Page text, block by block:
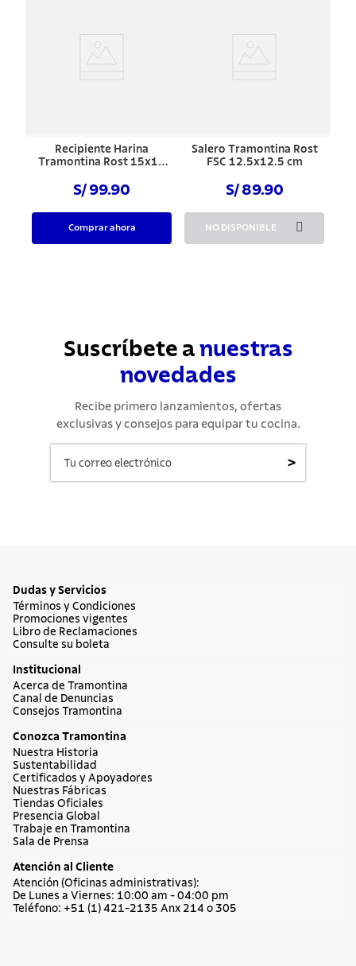
Recipiente Harina
Tramontina Rost 15x15
S/ 99.90
Comprar ahora
Salero Tramontina Rost
FSC 12.5x12.5 cm
S/ 89.90
NO DISPONIBLE
Suscríbete a nuestras
novedades
Recibe primero lanzamientos, ofertas
exclusivas y consejos para equipar tu cocina.
>
Dudas y Servicios
Términos y Condiciones
Promociones vigentes
Libro de Reclamaciones
Consulte su boleta
Institucional
Acerca de Tramontina
Canal de Denuncias
Consejos Tramontina
Conozca Tramontina
Nuestra Historia
Sustentabilidad
Certificados y Apoyadores
Nuestras Fábricas
Tiendas Oficiales
Presencia Global
Trabaje en Tramontina
Sala de Prensa
Atención al Cliente
Atención (Oficinas administrativas):
De Lunes a Viernes: 10:00 am - 04:00 pm
Teléfono: +51 (1) 421-2135 Anx 214 o 305